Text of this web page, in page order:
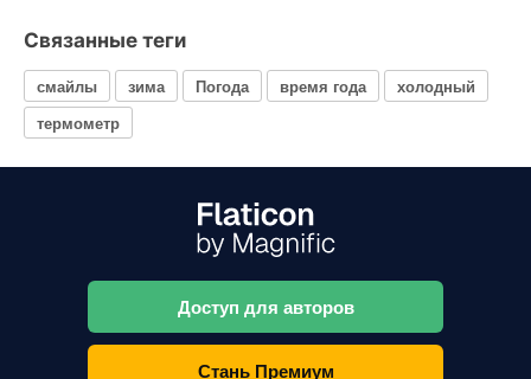
Связанные теги
смайлы зима Погода время года
холодный
термометр
Доступ для авторов
Стань Премиум